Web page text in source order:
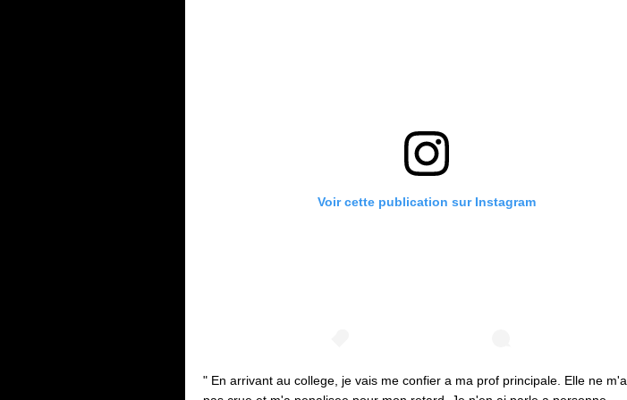
Voir cette publication sur Instagram
" En arrivant au college, je vais me confier a ma prof principale. Elle ne m'a